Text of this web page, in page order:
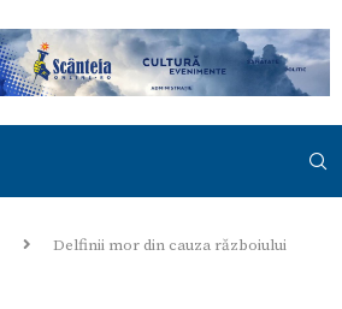
Delfinii mor din cauza războiului